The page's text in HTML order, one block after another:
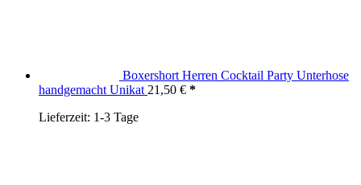
Boxershort Herren Cocktail Party Unterhose
handgemacht Unikat 21,50 €
Lieferzeit: 1-3 Tage